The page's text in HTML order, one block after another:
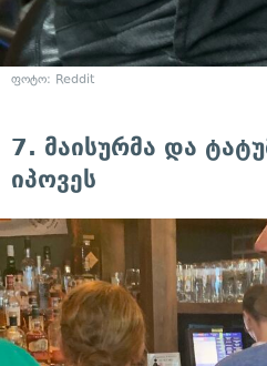
ფოტო: Reddit
7. მაისურმა და
იპოვეს